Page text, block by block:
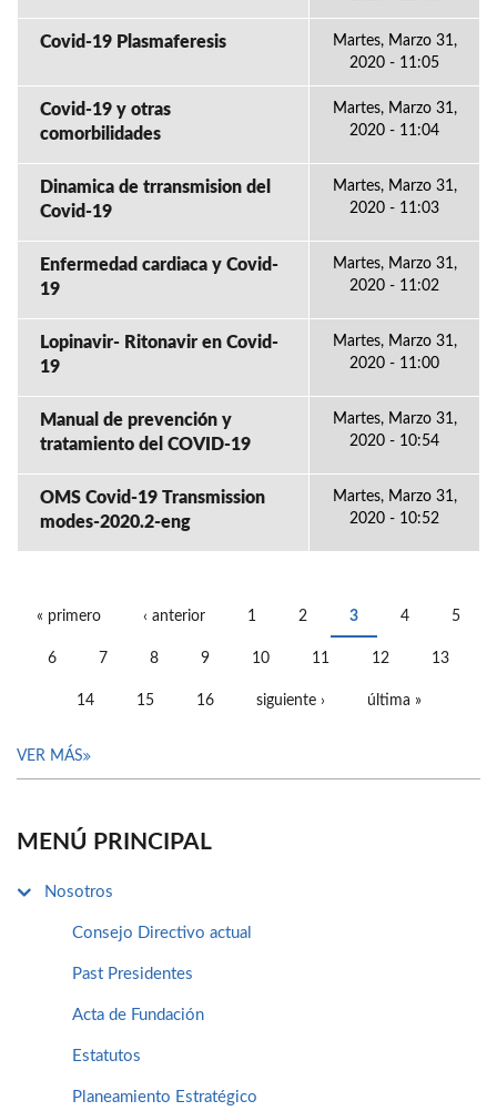
Covid-19 Plasmaferesis
Martes, Marzo 31,
2020 - 11:05
Covid-19 y otras
comorbilidades
Martes, Marzo 31,
2020 - 11:04
Dinamica de trransmision del
Covid-19
Martes, Marzo 31,
2020 - 11:03
Enfermedad cardiaca y Covid-
19
Martes, Marzo 31,
2020 - 11:02
Lopinavir- Ritonavir en Covid-
19
Martes, Marzo 31,
2020 - 11:00
Manual de prevención y
tratamiento del COVID-19
Martes, Marzo 31,
2020 - 10:54
OMS Covid-19 Transmission
modes-2020.2-eng
Martes, Marzo 31,
2020 - 10:52
« primero ‹ anterior 1 2 3 4 5
6 7 8 9 10 11 12 13
14 15 16 siguiente › última »
VER MÁS
MENÚ PRINCIPAL
Nosotros
Consejo Directivo actual
Past Presidentes
Acta de Fundación
Estatutos
Planeamiento Estratégico